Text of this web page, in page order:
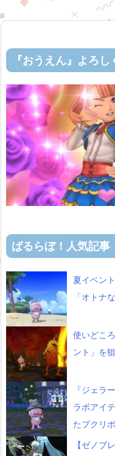
『おうえん』よろし
ばるらぼ！人気記事
夏イベン
「オトナ
使いどこ
ント」を
『ジェラ
ラボアイ
たプクリポ
【ゼノブ